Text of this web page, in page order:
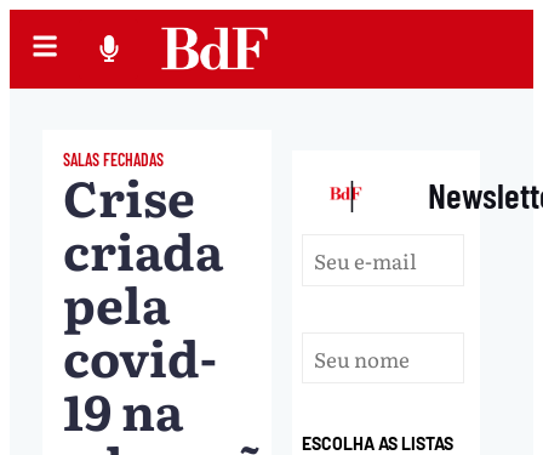
SALAS FECHADAS
Crise
criada
pela
covid-
19 na
|
ESCOLHA AS LISTAS